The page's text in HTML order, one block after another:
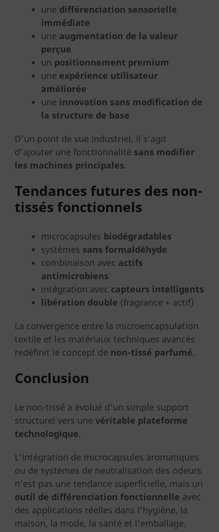
une différenciation sensorielle
immédiate
une augmentation de la valeur
perçue
un positionnement premium
une expérience utilisateur
améliorée
une innovation sans modification de
la structure de base
D’un point de vue industriel, il s’agit
d’ajouter une fonctionnalité sans modifier
les machines principales.
Tendances futures des non-
tissés fonctionnels
microcapsules biodégradables
systèmes sans formaldéhyde
combinaison avec actifs
antimicrobiens
intégration avec capteurs intelligents
libération double (fragrance + actif)
La convergence entre la microencapsulation
textile et les matériaux techniques avancés
redéfinit le concept de non-tissé parfumé.
Conclusion
Le non-tissé a évolué d’un simple support
structurel vers une véritable plateforme
technologique.
L’intégration de microcapsules aromatiques
ou de systèmes de neutralisation des odeurs
n’est pas une tendance superficielle, mais un
outil de différenciation fonctionnelle avec
des applications réelles dans l’hygiène, la
maison, la mode, la santé et l’emballage.